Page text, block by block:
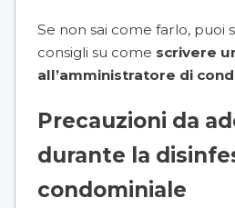
Se non sai come farlo, puoi
consigli su come scrivere
all’amministratore di
Precauzioni da
durante la
condominiale